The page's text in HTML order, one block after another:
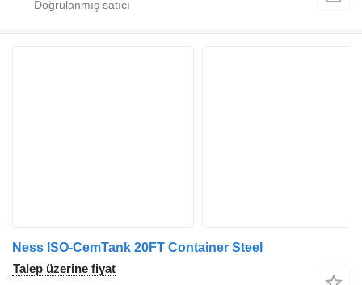
Ness ISO-CemTank 20FT Container Steel
Talep üzerine fiyat